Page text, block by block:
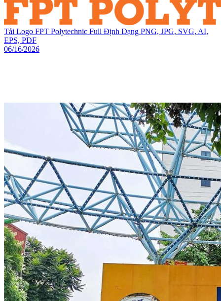
Tải Logo FPT Polytechnic Full Định Dạng PNG, JPG, SVG, AI,
EPS, PDF
06/16/2026